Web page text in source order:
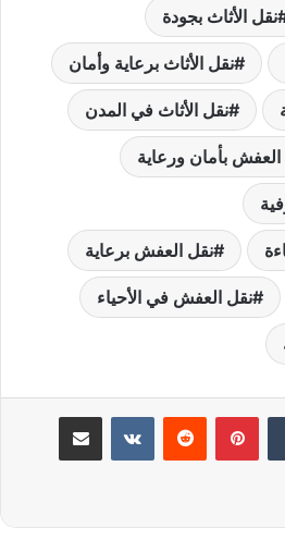
نقل الأثاث بجودة
نقل الأثاث برعاية وأمان
نقل الأثاث في المدن
بأمان ورعاية
نقل العفش برعاية
نقل العفش في الأحياء
بينتيريست مشاركة عبر البريد